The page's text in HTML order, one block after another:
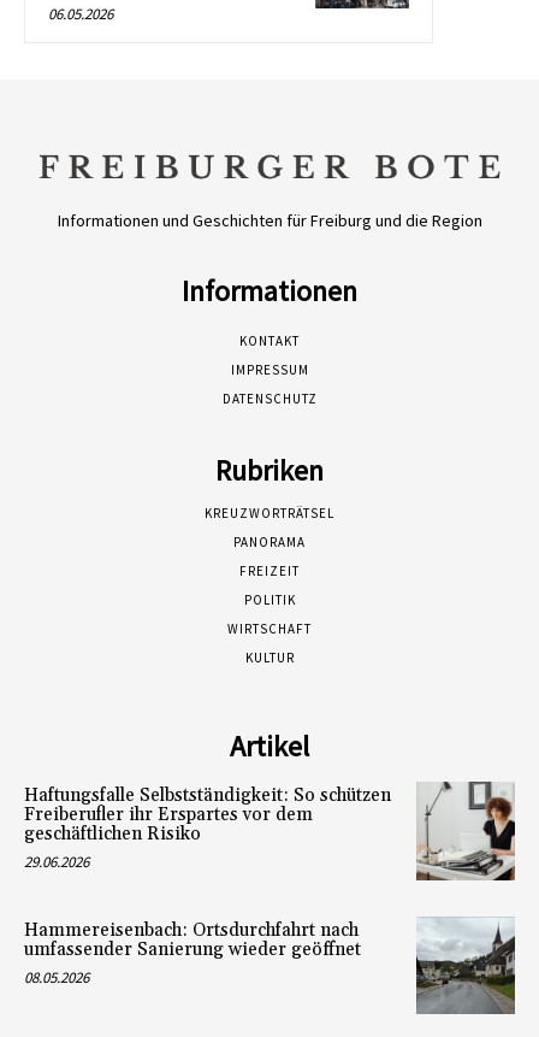
06.05.2026
Informationen und Geschichten für Freiburg und die Region
Informationen
KONTAKT
IMPRESSUM
DATENSCHUTZ
Rubriken
KREUZWORTRÄTSEL
PANORAMA
FREIZEIT
POLITIK
WIRTSCHAFT
KULTUR
Artikel
Haftungsfalle Selbstständigkeit: So schützen
Freiberufler ihr Erspartes vor dem
geschäftlichen Risiko
29.06.2026
Hammereisenbach: Ortsdurchfahrt nach
umfassender Sanierung wieder geöffnet
08.05.2026